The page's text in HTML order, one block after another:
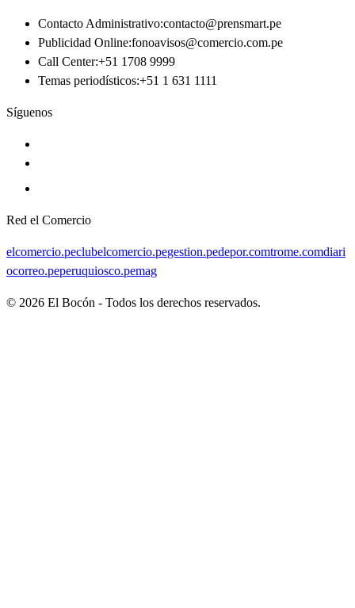
Contacto Administrativo:contacto@prensmart.pe
Publicidad Online:fonoavisos@comercio.com.pe
Call Center:+51 1708 9999
Temas periodísticos:+51 1 631 1111
Síguenos
Red el Comercio
elcomercio.peclubelcomercio.pegestion.pedepor.comtrome.comdiari
ocorreo.peperuquiosco.pemag
© 2026 El Bocón - Todos los derechos reservados.